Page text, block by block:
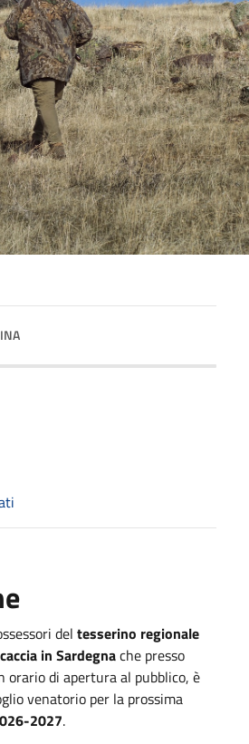
del tesserino regionale
in Sardegnache presso
orario di apertura al pubblico, è
venatorio per la prossima
2027.